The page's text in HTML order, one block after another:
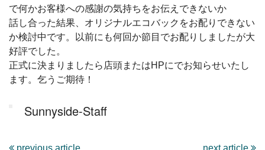
で何かお客様への感謝の気持ちをお伝えできないか
話し合った結果、オリジナルエコバックをお配りできない
か検討中です。以前にも何回か節目でお配りしましたが大
好評でした。
正式に決まりましたら店頭またはHPにでお知らせいたし
ます。乞うご期待！
Sunnyside-Staff
previous article next article